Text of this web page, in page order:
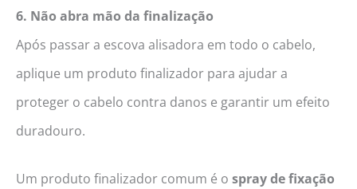
6. Não abra mão da finalização
Após passar a escova alisadora em todo o cabelo,
aplique um produto finalizador para ajudar a
proteger o cabelo contra danos e garantir um efeito
duradouro.
Um produto finalizador comum é o spray de fixação